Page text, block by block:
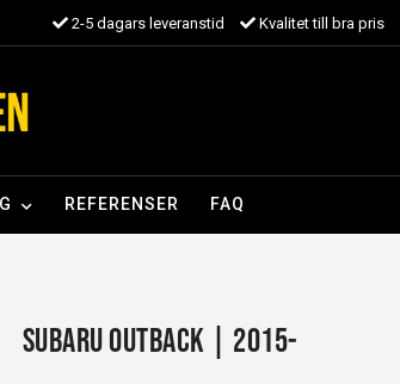
2-5 dagars leveranstid Kvalitet till bra pris
REFERENSER FAQ
Subaru Outback | 2015-